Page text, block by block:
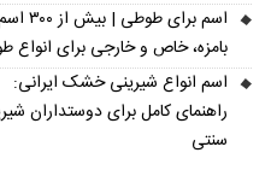
اسم برای
بامزه، خاص و خارجی برای انواع
اسم انواع شیرینی خشک ایرانی:
راهنمای کامل برای دوستداران
سنتی